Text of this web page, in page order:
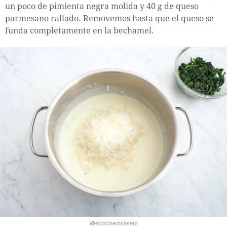
un poco de pimienta negra molida y 40 g de queso
parmesano rallado. Removemos hasta que el queso se
funda completamente en la bechamel.
@elcocinerocasero